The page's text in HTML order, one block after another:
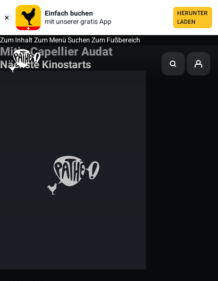
Einfach buchen
mit unserer gratis App
HERUNTER
LADEN
Zum InhaltZum MenüSuchenZum Fußbereich
Mitia Capellier Audat
Nächste Kinostarts